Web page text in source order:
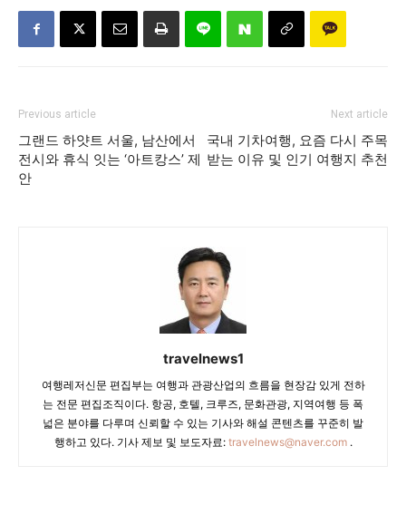
Previous article
그랜드 하얏트 서울, 남산에서
전시와 휴식 잇는 ‘아트캉스’ 제
안
Next article
국내 기차여행, 요즘 다시 주목
받는 이유 및 인기 여행지 추천
travelnews1
여행레저신문 편집부는 여행과 관광산업의 흐름을 현장감 있게 전하
는 전문 편집조직이다. 항공, 호텔, 크루즈, 문화관광, 지역여행 등 폭
넓은 분야를 다루며 신뢰할 수 있는 기사와 해설 콘텐츠를 꾸준히 발
행하고 있다. 기사 제보 및 보도자료: travelnews@naver.com.